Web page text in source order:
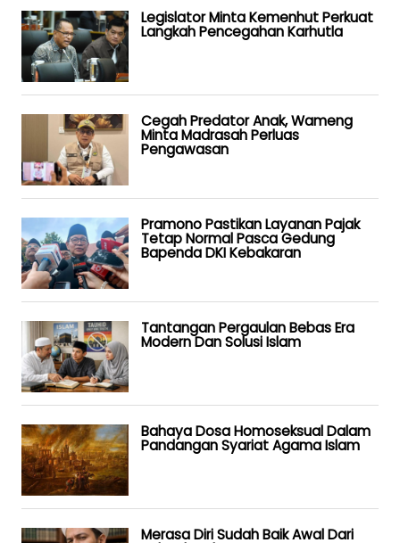
Legislator Minta Kemenhut Perkuat
Langkah Pencegahan Karhutla
Cegah Predator Anak, Wameng
Minta Madrasah Perluas
Pengawasan
Pramono Pastikan Layanan Pajak
Tetap Normal Pasca Gedung
Bapenda DKI Kebakaran
Tantangan Pergaulan Bebas Era
Modern Dan Solusi Islam
Bahaya Dosa Homoseksual Dalam
Pandangan Syariat Agama Islam
Merasa Diri Sudah Baik Awal Dari